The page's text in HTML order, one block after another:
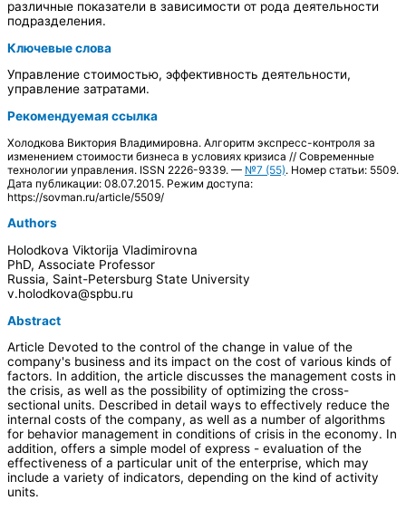
различные показатели в зависимости от рода деятельности
подразделения.
Ключевые слова
Управление стоимостью, эффективность деятельности,
управление затратами.
Рекомендуемая ссылка
Холодкова Виктория Владимировна. Алгоритм экспресс-контроля за
изменением стоимости бизнеса в условиях кризиса // Современные
технологии управления. ISSN 2226-9339. — №7 (55). Номер статьи: 5509.
Дата публикации: 08.07.2015. Режим доступа:
https://sovman.ru/article/5509/
Authors
Holodkova Viktorija Vladimirovna
PhD, Associate Professor
Russia, Saint-Petersburg State University
v.holodkova@spbu.ru
Abstract
Article Devoted to the control of the change in value of the
company's business and its impact on the cost of various kinds of
factors. In addition, the article discusses the management costs in
the crisis, as well as the possibility of optimizing the cross-
sectional units. Described in detail ways to effectively reduce the
internal costs of the company, as well as a number of algorithms
for behavior management in conditions of crisis in the economy. In
addition, offers a simple model of express - evaluation of the
effectiveness of a particular unit of the enterprise, which may
include a variety of indicators, depending on the kind of activity
units.